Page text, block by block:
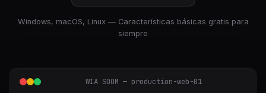
Windows, macOS, Linux — Características básicas gratis para
siempre
WIA SOOM — production-web-01